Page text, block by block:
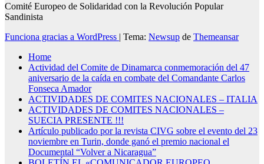
Comité Europeo de Solidaridad con la Revolución Popular
Sandinista
Funciona gracias a WordPress | Tema: Newsup de Themeansar
Home
Actividad del Comite de Dinamarca conmemoración del 47
aniversario de la caída en combate del Comandante Carlos
Fonseca Amador
ACTIVIDADES DE COMITES NACIONALES – ITALIA
ACTIVIDADES DE COMITES NACIONALES –
SUECIA PRESENTE !!!
Artículo publicado por la revista CIVG sobre el evento del 23
noviembre en Turin, donde ganó el premio nacional el
Documental “Volver a Nicaragua”